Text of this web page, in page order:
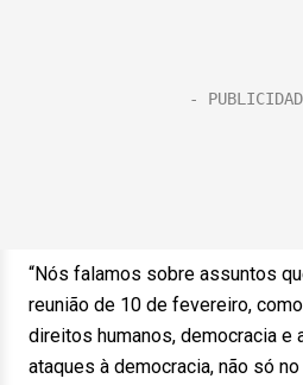
“Nós falamos sobre assuntos
reunião de 10 de fevereiro,
direitos humanos, democracia
ataques à democracia, não só